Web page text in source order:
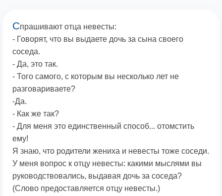
Спрашивают отца невесты:
- Говорят, что вы выдаете дочь за сына своего
соседа.
- Да, это так.
- Того самого, с которым вы несколько лет не
разговариваете?
-Да.
- Как же так?
- Для меня это единственный способ... отомстить
ему!
Я знаю, что родители жениха и невесты тоже соседи.
У меня вопрос к отцу невесты: какими мыслями вы
руководствовались, выдавая дочь за соседа?
(Слово предоставляется отцу невесты.)